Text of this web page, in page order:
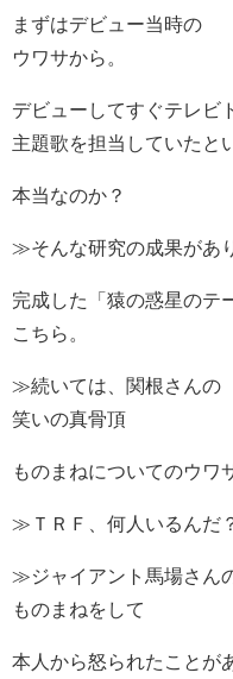
まずはデビュー当時の
ウワサから。
デビューしてすぐテレビ
主題歌を担当していたと
本当なのか？
≫そんな研究の成果があ
完成した「猿の惑星のテ
こちら。
≫続いては、関根さんの
笑いの真骨頂
ものまねについてのウワ
≫ＴＲＦ、何人いるんだ
≫ジャイアント馬場さん
ものまねをして
本人から怒られたことが